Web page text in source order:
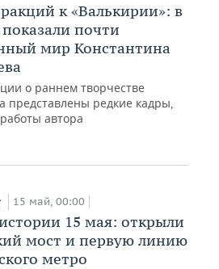
к «Валькирии»: в
почти
мир Константина
о раннем творчестве
представлены редкие кадры,
автора
15 май, 00:00
15 мая: открыли
мост и первую линию
метро